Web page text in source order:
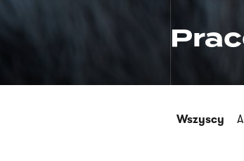
Wszyscy A